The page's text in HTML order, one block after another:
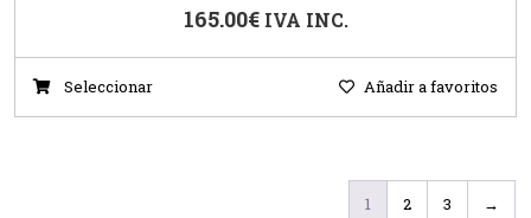
165.00€ IVA INC.
Seleccionar Añadir a favoritos
1 2 3 →